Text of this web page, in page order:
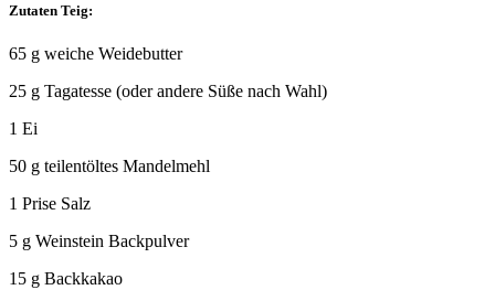
Zutaten Teig:
65 g weiche Weidebutter
25 g Tagatesse (oder andere Süße nach Wahl)
1 Ei
50 g teilentöltes Mandelmehl
1 Prise Salz
5 g Weinstein Backpulver
15 g Backkakao